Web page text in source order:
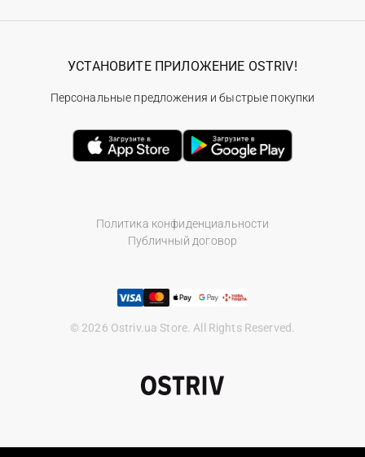
Политика конфиденциальности
Публичный договор
© 2026 Ostriv.ua Store. All Rights Reserved.
УСТАНОВИТЕ ПРИЛОЖЕНИЕ OSTRIV!
Персональные предложения и быстрые покупки